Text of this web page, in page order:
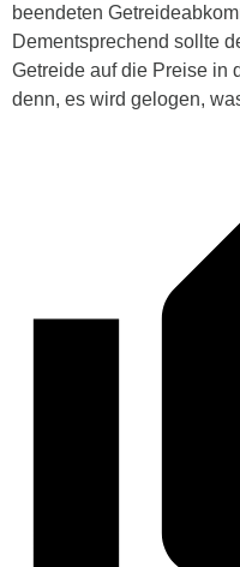
beendeten
Dementsprechend sollte
Getreide auf die Preise in
denn, es wird gelogen,